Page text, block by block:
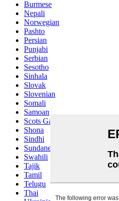
Burmese
Nepali
Norwegian
Pashto
Persian
Punjabi
Serbian
Sesotho
Sinhala
Slovak
Slovenian
Somali
Samoan
Scots Gaelic
Shona
Sindhi
Sundanese
Swahili
Tajik
Tamil
Telugu
Thai